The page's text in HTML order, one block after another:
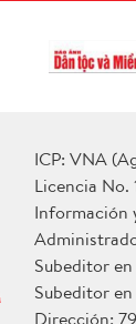
ICP: VNA
Licencia No.
Información
Subeditor
Subeditor
Dirección: